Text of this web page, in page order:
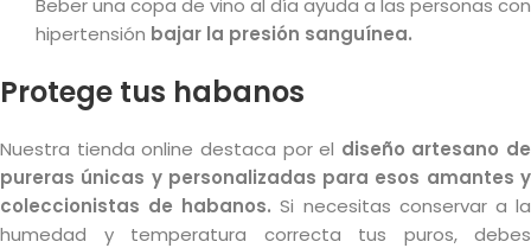
Beber una copa de vino al día ayuda a las personas con
hipertensión bajar la presión sanguínea.
Protege tus habanos
Nuestra tienda online destaca por el diseño artesano de
pureras únicas y personalizadas para esos amantes y
coleccionistas de habanos. Si necesitas conservar a la
humedad y temperatura correcta tus puros, debes